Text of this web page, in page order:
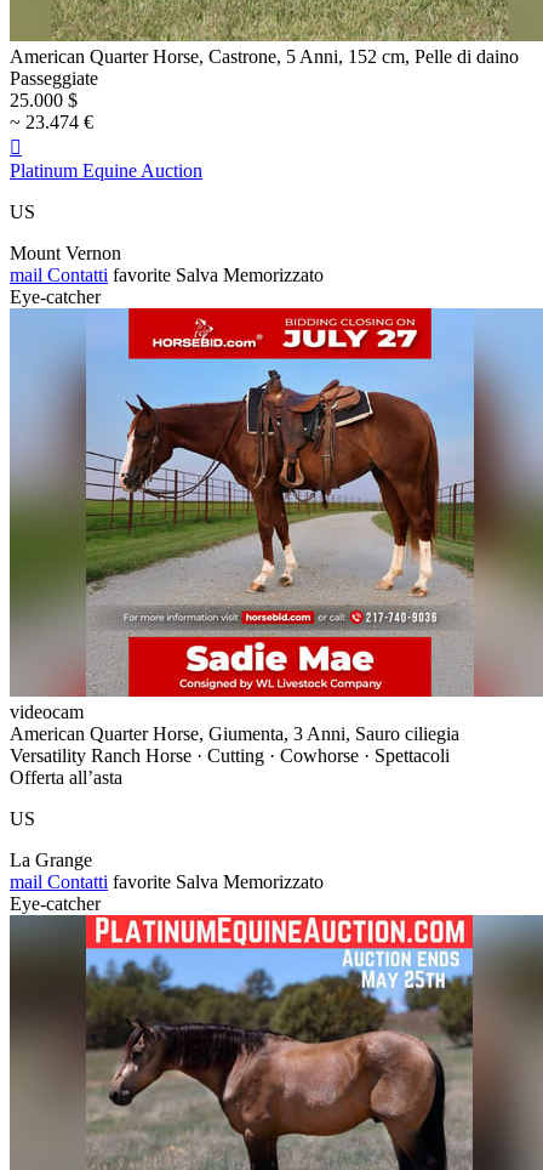
American Quarter Horse, Castrone, 5 Anni, 152 cm, Pelle di daino
Passeggiate
25.000 $
~ 23.474 €

Platinum Equine Auction
US
Mount Vernon
mail Contatti favorite Salva Memorizzato
Eye-catcher
videocam
American Quarter Horse, Giumenta, 3 Anni, Sauro ciliegia
Versatility Ranch Horse · Cutting · Cowhorse · Spettacoli
Offerta all’asta
US
La Grange
mail Contatti favorite Salva Memorizzato
Eye-catcher